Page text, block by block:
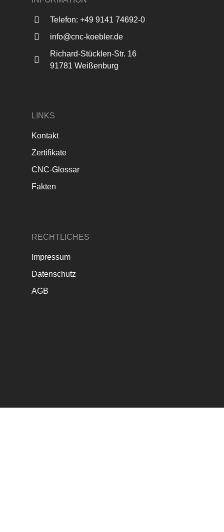
Telefon: +49 9141 74692-0
info@cnc-koebler.de
Richard-Stücklen-Str. 16
91781 Weißenburg
LINKS
Kontakt
Zertifikate
CNC-Glossar
Fakten
RECHTLICHES
Impressum
Datenschutz
AGB